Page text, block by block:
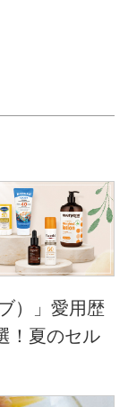
）」愛用歴
！夏のセル